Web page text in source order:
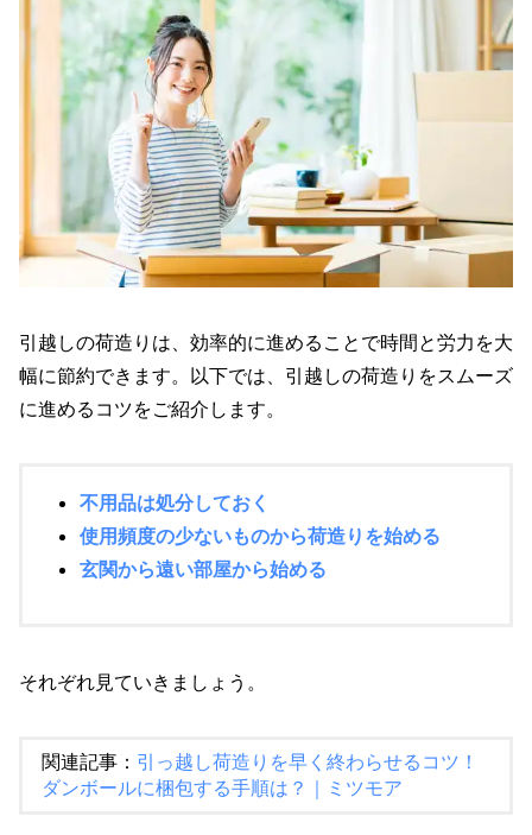
引越しの荷造りは、効率的に進めることで時間と労力を大
幅に節約できます。以下では、引越しの荷造りをスムーズ
に進めるコツをご紹介します。
不用品は処分しておく
使用頻度の少ないものから荷造りを始める
玄関から遠い部屋から始める
それぞれ見ていきましょう。
関連記事： 引っ越し荷造りを早く終わらせるコツ！
ダンボールに梱包する手順は？｜ミツモア